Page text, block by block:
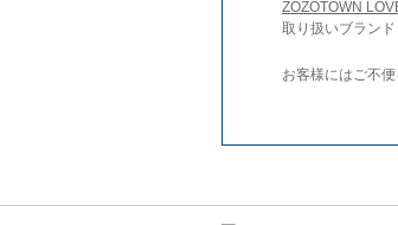
ZOZOTOWN
取り扱いブラン
お客様にはご不